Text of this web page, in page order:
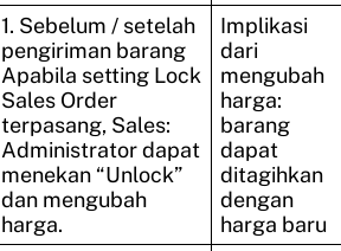
1. Sebelum / setelah
pengiriman barang
Apabila setting Lock
Sales Order
terpasang, Sales:
Administrator dapat
menekan “Unlock”
dan mengubah
harga.
Implikasi
dari
mengubah
harga:
barang
dapat
ditagihkan
dengan
harga baru